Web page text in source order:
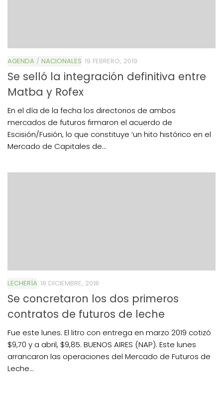
AGENDA / NACIONALES 19 FEBRERO, 2019
Se selló la integración definitiva entre
Matba y Rofex
En el día de la fecha los directorios de ambos
mercados de futuros firmaron el acuerdo de
Escisión/Fusión, lo que constituye ‘un hito histórico en el
Mercado de Capitales de...
LECHERÍA 18 DICIEMBRE, 2018
Se concretaron los dos primeros
contratos de futuros de leche
Fue este lunes. El litro con entrega en marzo 2019 cotizó
$9,70 y a abril, $9,85. BUENOS AIRES (NAP). Este lunes
arrancaron las operaciones del Mercado de Futuros de
Leche...